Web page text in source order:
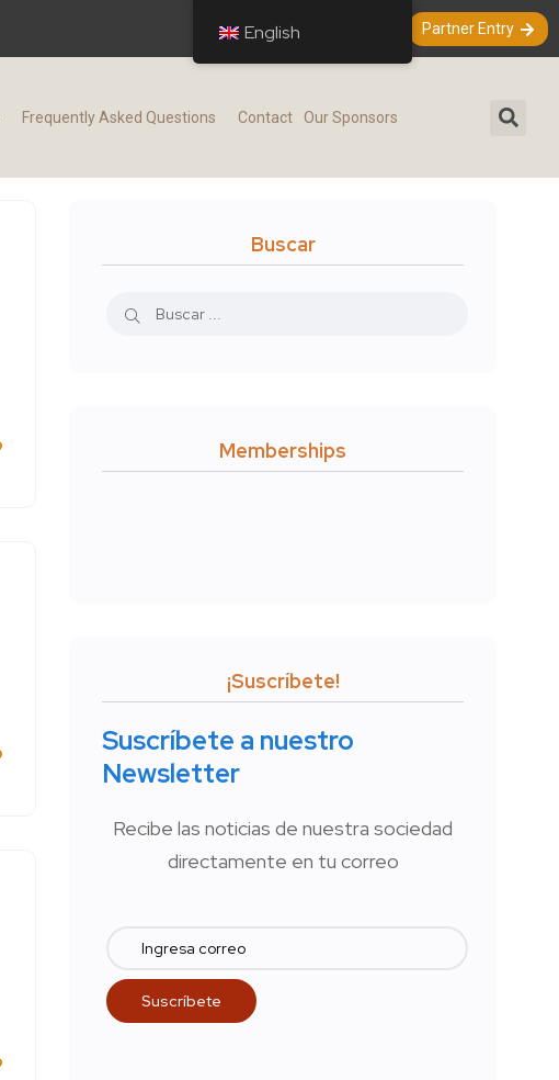
Partner Entry
Frequently Asked Questions Contact Our Sponsors
Buscar
Memberships
¡Suscríbete!
Suscríbete a nuestro
Newsletter
Recibe las noticias de nuestra sociedad
directamente en tu correo
English